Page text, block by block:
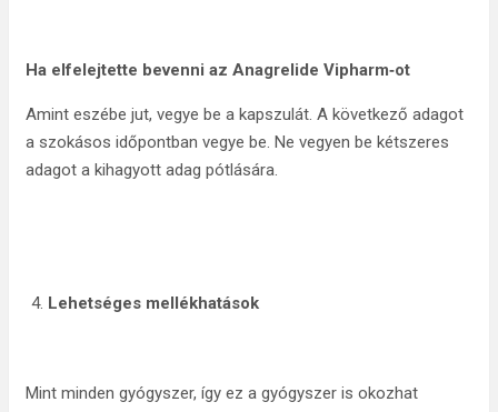
Ha elfelejtette bevenni az Anagrelide Vipharm‑ot
Amint eszébe jut, vegye be a kapszulát. A következő adagot
a szokásos időpontban vegye be. Ne vegyen be kétszeres
adagot a kihagyott adag pótlására.
Lehetséges mellékhatások
Mint minden gyógyszer, így ez a gyógyszer is okozhat